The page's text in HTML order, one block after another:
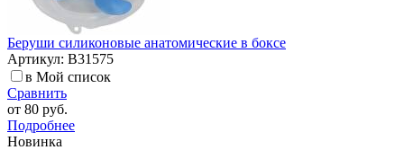
Беруши силиконовые анатомические в боксе
Артикул: B31575
в Мой список
Сравнить
от 80 руб.
Подробнее
Новинка